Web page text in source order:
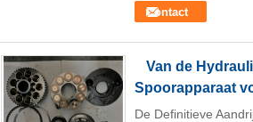
Contact
Van de
Spoorapparaat
De Definitieve